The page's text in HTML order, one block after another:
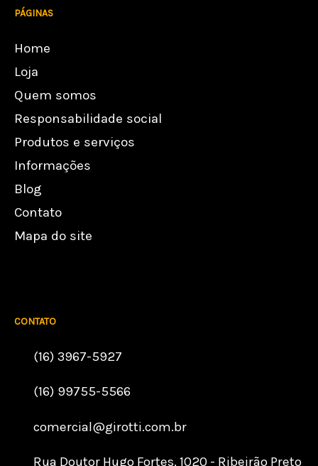
PÁGINAS
Home
Loja
Quem somos
Responsabilidade social
Produtos e serviços
Informações
Blog
Contato
Mapa do site
CONTATO
(16) 3967-5927
(16) 99755-5566
comercial@girotti.com.br
Rua Doutor Hugo Fortes, 1020 - Ribeirão Preto